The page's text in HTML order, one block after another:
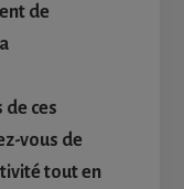
de
de ces
vous de
tout en